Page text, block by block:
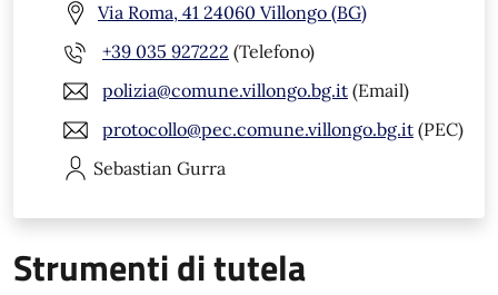
Via Roma, 41 24060 Villongo (BG)
+39 035 927222 (Telefono)
polizia@comune.villongo.bg.it (Email)
protocollo@pec.comune.villongo.bg.it (PEC)
Sebastian Gurra
Strumenti di tutela